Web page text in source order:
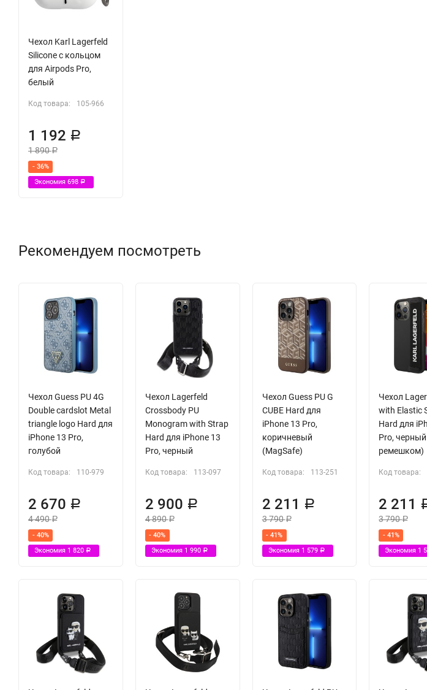
Чехол Karl Lagerfeld
Silicone с кольцом
для Airpods Pro,
белый
Код товара: 105-966
1 192 Р
1 890Р
- 36%
Экономия 698 Р
Рекомендуем посмотреть
Чехол Guess PU 4G
Double cardslot Metal
triangle logo Hard для
iPhone 13 Pro,
голубой
Код товара: 110-979
2 670 Р
4 490Р
- 40%
Экономия 1 820 Р
Чехол Lagerfeld
Crossbody PU
Monogram with Strap
Hard для iPhone 13
Pro, черный
Код товара: 113-097
2 900 Р
4 890Р
- 40%
Экономия 1 990 Р
Чехол Guess PU G
CUBE Hard для
iPhone 13 Pro,
коричневый
(MagSafe)
Код товара: 113-251
2 211 Р
3 790Р
- 41%
Экономия 1 579 Р
Чехол
with Elastic
Hard для
Pro,
ремешком)
Код товара:
2 211
3 790Р
- 41%
Экономия 1